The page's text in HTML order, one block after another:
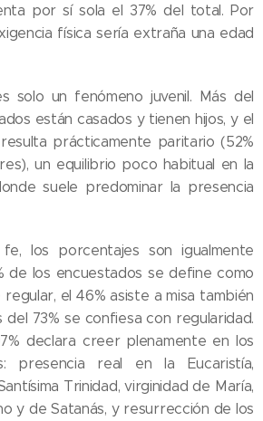
por sí sola el 37% del total. Por
física sería extraña una edad
solo un fenómeno juvenil. Más del
están casados y tienen hijos, y el
prácticamente paritario (52%
un equilibrio poco habitual en la
suele predominar la presencia
los porcentajes son igualmente
de los encuestados se define como
el 46% asiste a misa también
del 73% se confiesa con regularidad.
declara creer plenamente en los
presencia real en la Eucaristía,
Trinidad, virginidad de María,
y de Satanás, y resurrección de los